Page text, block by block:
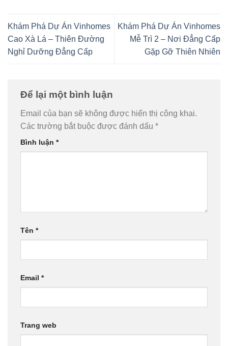
Khám Phá Dự Án Vinhomes
Cao Xà Lá – Thiên Đường
Nghỉ Dưỡng Đẳng Cấp
Khám Phá Dự Án Vinhomes
Mễ Trì 2 – Nơi Đẳng Cấp
Gặp Gỡ Thiên Nhiên
Để lại một bình luận
Email của bạn sẽ không được hiển thị công khai.
Các trường bắt buộc được đánh dấu *
Bình luận *
Tên *
Email *
Trang web